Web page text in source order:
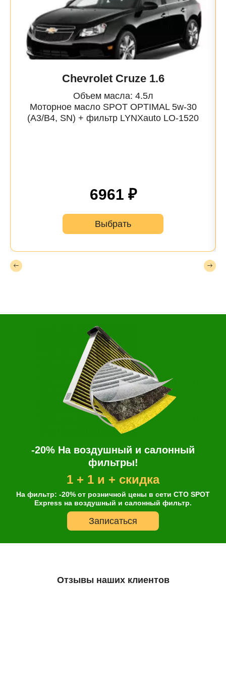
Chevrolet Cruze 1.6
Объем масла: 4.5л
Моторное масло SPOT OPTIMAL 5w-30
(A3/B4, SN) + фильтр LYNXauto LO-1520
6961 ₽
Выбрать
-20% На воздушный и салонный
фильтры!
1 + 1 и + скидка
На фильтр: -20% от розничной цены в сети СТО SPOT
Express на воздушный и салонный фильтр.
Записаться
Отзывы наших клиентов